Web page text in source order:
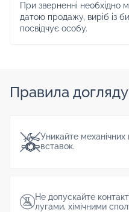
При зверненні необхідно
датою продажу, виріб із
посвідчує особу.
Правила догляду
Уникайте
вставок.
Не допускайте
лугами, хімічними